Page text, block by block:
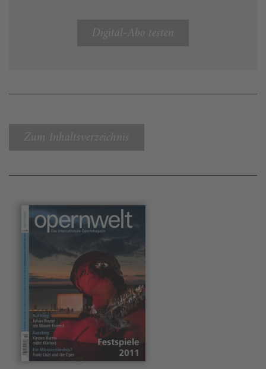
Digital-Abo testen
Zum Inhaltsverzeichnis